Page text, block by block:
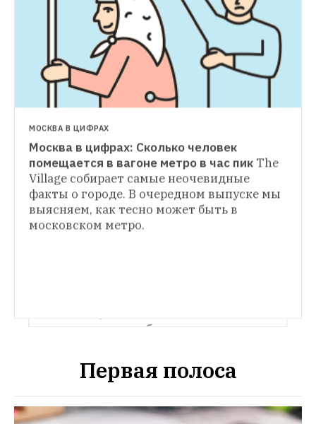
автопортретах улыбаются реже всех
МОСКВА В ЦИФРАХ
Москва в цифрах: Сколько человек
помещается в вагоне метро в час пик The
Village собирает самые неочевидные
факты о городе. В очередном выпуске мы
выясняем, как тесно может быть в
московском метро.
Первая полоса